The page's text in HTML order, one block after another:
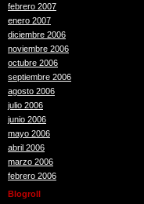
febrero 2007
enero 2007
diciembre 2006
noviembre 2006
octubre 2006
septiembre 2006
agosto 2006
julio 2006
junio 2006
mayo 2006
abril 2006
marzo 2006
febrero 2006
Blogroll